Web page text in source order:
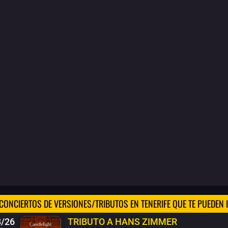
DE VERSIONES/TRIBUTOS EN TENERIFE QUE TE PUEDEN
26
TRIBUTO A HANS ZIMMER